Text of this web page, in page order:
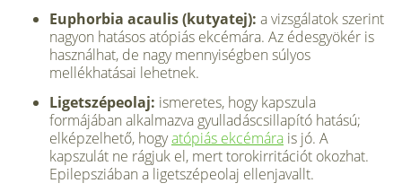
Euphorbia acaulis (kutyatej): a vizsgálatok szerint
na­gyon hatásos atópiás ekcémára. Az édesgyökér is
használ­hat, de nagy mennyiségben súlyos
mellékhatásai lehet­nek.
Ligetszépeolaj: ismeretes, hogy kapszula
formájában al­kalmazva gyulladáscsillapító hatású;
elképzelhető, hogyatópiás ekcémára is jó. A
kapszulát ne rágjuk el, mert torokirritációt okozhat.
Epilepsziában a ligetszépeolaj ellen­javallt.